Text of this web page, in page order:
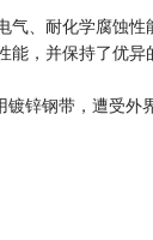
、耐化学腐蚀性
，并保持了优异
锌钢带，遭受外